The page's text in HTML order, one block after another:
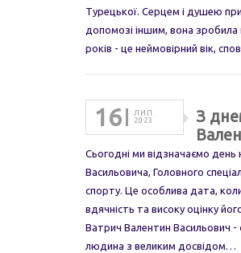
Турецької. Серцем і душею
допомозі іншим, вона зробила
років - це неймовірний вік,
16
ЛИП.
2023
З
Сьогодні ми відзначаємо
Васильовича, Головного
спорту. Це особлива дата,
вдячність та високу оцінку
Ватрич Валентин Васильович -
людина з великим досвідом…